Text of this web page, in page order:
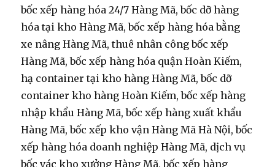
bốc xếp hàng hóa 24/7 Hàng Mã, bốc dỡ hàng
hóa tại kho Hàng Mã, bốc xếp hàng hóa bằng
xe nâng Hàng Mã, thuê nhân công bốc xếp
Hàng Mã, bốc xếp hàng hóa quận Hoàn Kiếm,
hạ container tại kho hàng Hàng Mã, bốc dỡ
container kho hàng Hoàn Kiếm, bốc xếp hàng
nhập khẩu Hàng Mã, bốc xếp hàng xuất khẩu
Hàng Mã, bốc xếp kho vận Hàng Mã Hà Nội, bốc
xếp hàng hóa doanh nghiệp Hàng Mã, dịch vụ
bốc vác kho xưởng Hàng Mã, bốc xếp hàng